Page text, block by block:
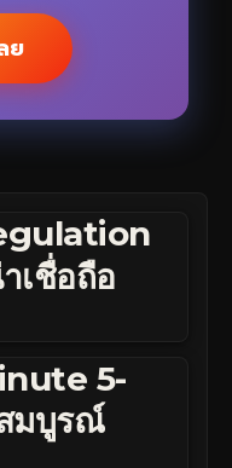
ย
เชื่อถือ
5-
มบูรณ์